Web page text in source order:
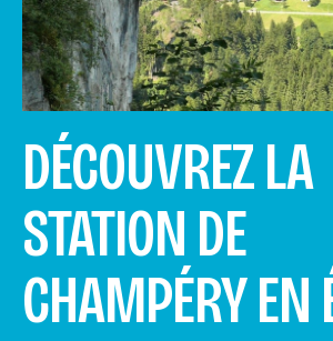
DÉCOUVREZ LA
STATION DE
CHAMPÉRY EN